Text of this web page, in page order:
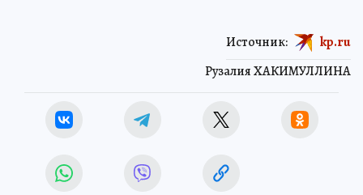
Рузалия ХАКИМУЛЛИНА
Источник: kp.ru